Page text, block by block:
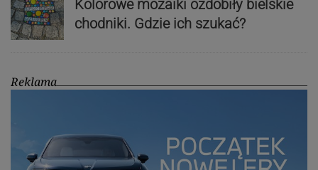
Kolorowe mozaiki ozdobiły bielskie
chodniki. Gdzie ich szukać?
Reklama